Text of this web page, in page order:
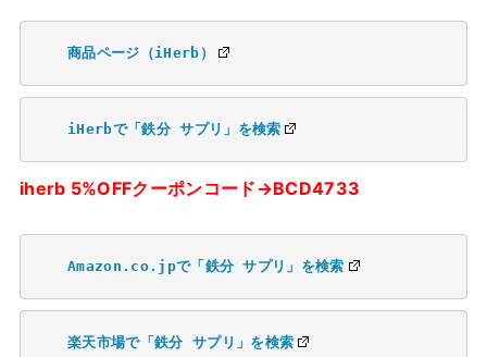
商品ページ（iHerb）
iHerbで「鉄分 サプリ」を検索
iherb 5%OFFクーポンコード→BCD4733
Amazon.co.jpで「鉄分 サプリ」を検索
楽天市場で「鉄分 サプリ」を検索